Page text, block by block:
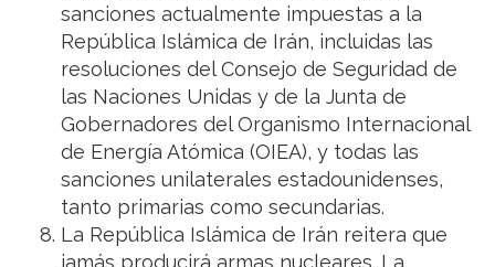
sanciones actualmente impuestas a la
República Islámica de Irán, incluidas las
resoluciones del Consejo de Seguridad de
las Naciones Unidas y de la Junta de
Gobernadores del Organismo Internacional
de Energía Atómica (OIEA), y todas las
sanciones unilaterales estadounidenses,
tanto primarias como secundarias.
La República Islámica de Irán reitera que
jamás producirá armas nucleares. La